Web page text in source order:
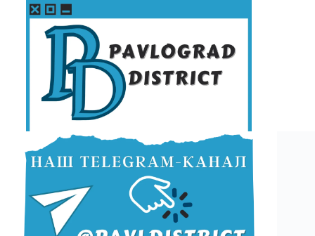
Перейти